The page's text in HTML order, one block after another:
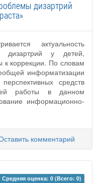
дизартрий
актуальность
дизартрий у детей,
коррекции. По словам
информатизации
средств
работы в данном
информационно-
комментарий
Средняя оценка: 0 (Всего: 0)